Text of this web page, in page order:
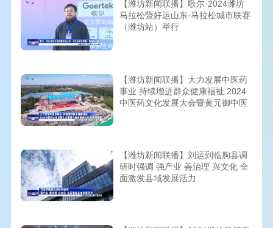
【潍坊新闻联播】歌尔·2024潍坊
马拉松暨好运山东·马拉松城市联赛
（潍坊站）举行
【潍坊新闻联播】大力发展中医药
事业 持续增进群众健康福祉 2024
中医药文化发展大会暨黄元御中医
药文化宣传周开幕
【潍坊新闻联播】刘运到临朐县调
研时强调 强产业 善治理 兴文化 全
面激发县域发展活力